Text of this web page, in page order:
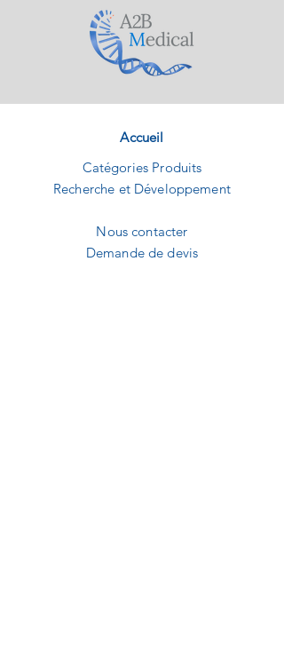
crystal water) 2.9g/L, 0.29%, Sodium
mercaptoglycolate 1g/L,0.1%, water*
Accueil
Catégories Produits
Recherche et Développement
Nous contacter
Demande de devis